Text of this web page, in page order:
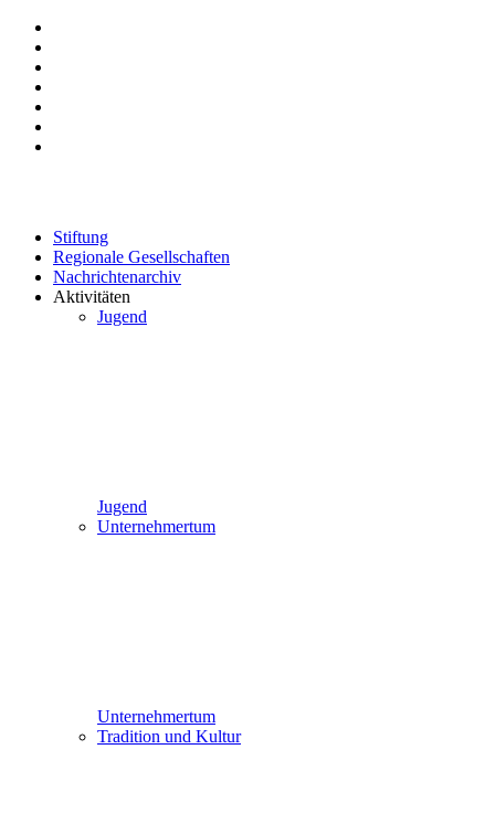
Stiftung
Regionale Gesellschaften
Nachrichtenarchiv
Aktivitäten
Jugend
Jugend
Unternehmertum
Unternehmertum
Tradition und Kultur